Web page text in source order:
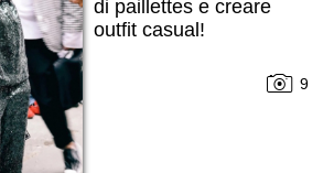
di paillettes e creare
outfit casual!
9